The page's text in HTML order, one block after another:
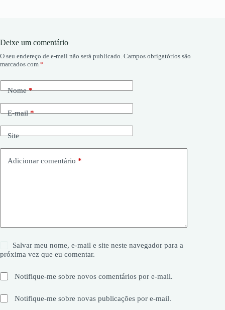
Deixe um comentário
O seu endereço de e-mail não será publicado. Campos obrigatórios são
marcados com *
Nome*
E-mail*
Site
Adicionar comentário *
Salvar meu nome, e-mail e site neste navegador para a
próxima vez que eu comentar.
Notifique-me sobre novos comentários por e-mail.
Notifique-me sobre novas publicações por e-mail.